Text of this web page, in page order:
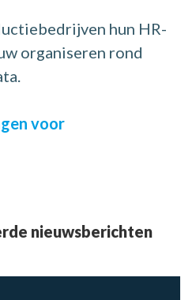
hun HR-
organiseren rond
voor
nieuwsberichten